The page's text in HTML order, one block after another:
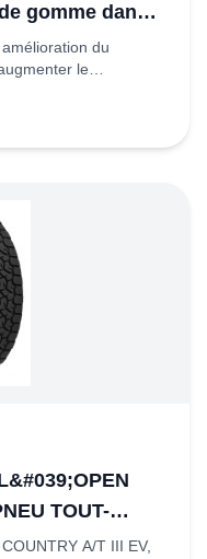
gomme dans
de trois
pour
du
le
TOUT-
A/T III EV,